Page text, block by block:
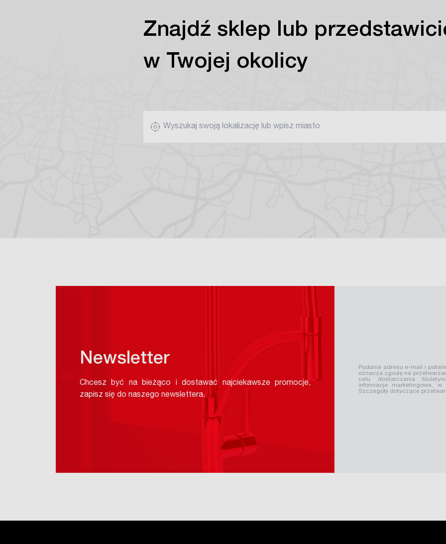
Znajdź sklep lub
w Twojej okolicy
Newsletter
Chcesz być na bieżąco i dostawać najciekawsze promocje,
zapisz się do naszego newslettera.
Podanie adresu e-mail i
oznacza zgodę na
celu dostarczania
informacje marketingowe,
Szczegóły dotyczące